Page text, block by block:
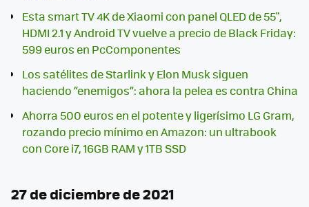
Esta smart TV 4K de Xiaomi con panel QLED de 55",
HDMI 2.1 y Android TV vuelve a precio de Black Friday:
599 euros en PcComponentes
Los satélites de Starlink y Elon Musk siguen
haciendo “enemigos”: ahora la pelea es contra China
Ahorra 500 euros en el potente y ligerísimo LG Gram,
rozando precio mínimo en Amazon: un ultrabook
con Core i7, 16GB RAM y 1TB SSD
27 de diciembre de 2021